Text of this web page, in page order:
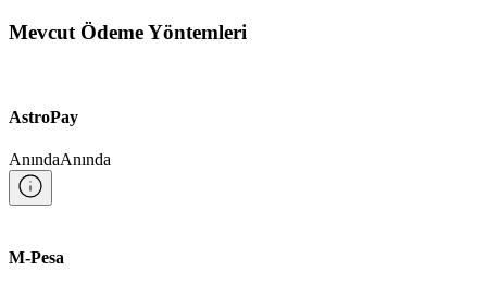
Mevcut Ödeme Yöntemleri
AstroPay
AnındaAnında
M-Pesa